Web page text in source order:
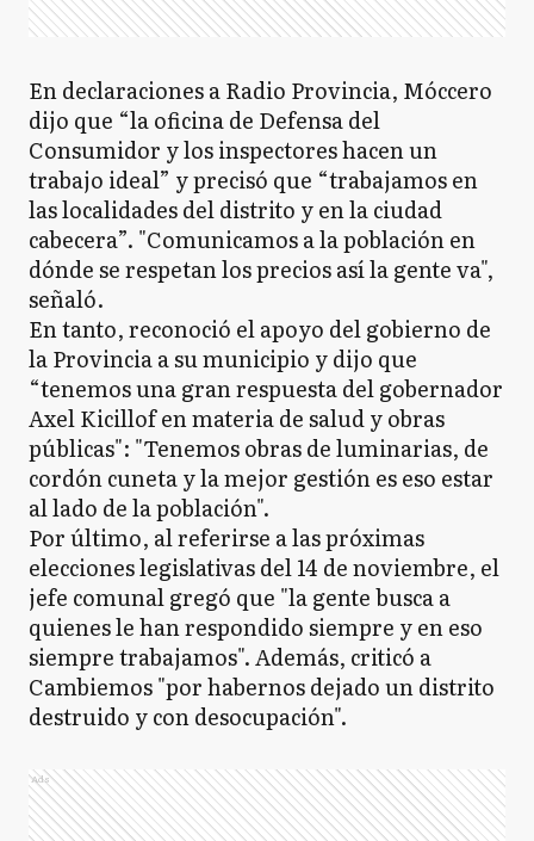
En declaraciones a Radio Provincia, Móccero
dijo que “la oficina de Defensa del
Consumidor y los inspectores hacen un
trabajo ideal” y precisó que “trabajamos en
las localidades del distrito y en la ciudad
cabecera”. "Comunicamos a la población en
dónde se respetan los precios así la gente va",
señaló.
En tanto, reconoció el apoyo del gobierno de
la Provincia a su municipio y dijo que
“tenemos una gran respuesta del gobernador
Axel Kicillof en materia de salud y obras
públicas": "Tenemos obras de luminarias, de
cordón cuneta y la mejor gestión es eso estar
al lado de la población".
Por último, al referirse a las próximas
elecciones legislativas del 14 de noviembre, el
jefe comunal gregó que "la gente busca a
quienes le han respondido siempre y en eso
siempre trabajamos". Además, criticó a
Cambiemos "por habernos dejado un distrito
destruido y con desocupación".
Ads